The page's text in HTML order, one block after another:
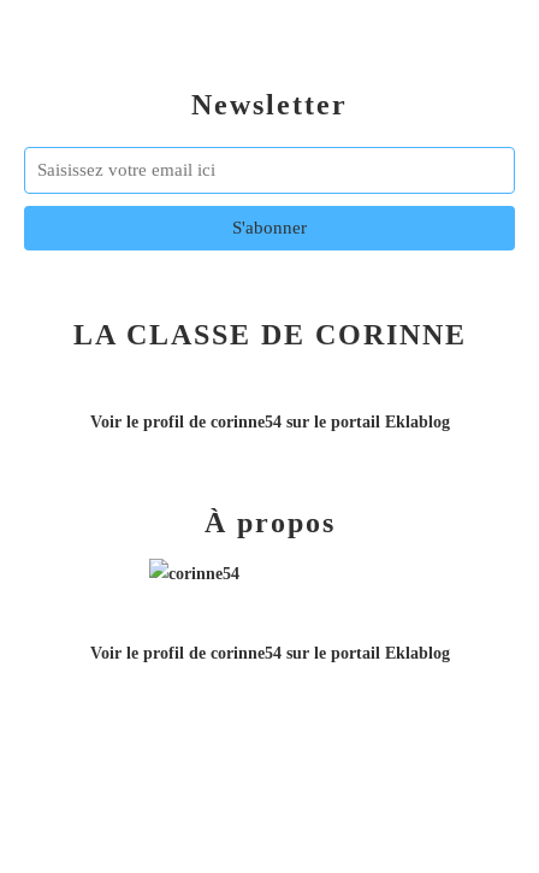
Newsletter
LA CLASSE DE CORINNE
Voir le profil de corinne54sur le portail Eklablog
À propos
Voir le profil de corinne54sur le portail Eklablog